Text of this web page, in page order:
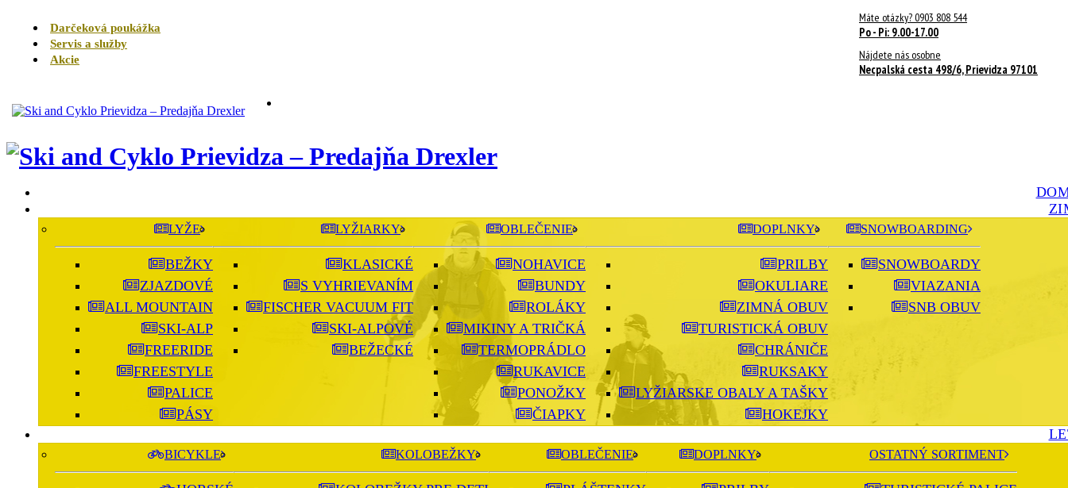
Darčeková poukážka
Servis a služby
Akcie
Máte otázky? 0903 808 544
Po - Pi: 9.00-17.00
Nájdete nás osobne
Necpalská cesta 498/6, Prievidza 97101
LYŽE
BEŽKY
ZJAZDOVÉ
ALL MOUNTAIN
SKI-ALP
FREERIDE
FREESTYLE
PALICE
PÁSY
LYŽIARKY
KLASICKÉ
S VYHRIEVANÍM
FISCHER VACUUM FIT
SKI-ALPOVÉ
BEŽECKÉ
OBLEČENIE
NOHAVICE
BUNDY
ROLÁKY
MIKINY A TRIČKÁ
TERMOPRÁDLO
RUKAVICE
PONOŽKY
ČIAPKY
DOPLNKY
PRILBY
OKULIARE
ZIMNÁ OBUV
TURISTICKÁ OBUV
CHRÁNIČE
RUKSAKY
LYŽIARSKE OBALY A TAŠKY
HOKEJKY
SNOWBOARDING
SNOWBOARDY
VIAZANIA
SNB OBUV
BICYKLE KOLOBEŽKY OBLEČENIE DOPLNKY OSTATNÝ SORTIMENT